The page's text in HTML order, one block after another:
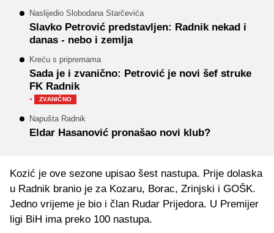
Naslijedio Slobodana Starčevića
Slavko Petrović predstavljen: Radnik nekad i
danas - nebo i zemlja
Kreću s pripremama
Sada je i zvanično: Petrović je novi šef struke
FK Radnik
· ZVANIČNO
Napušta Radnik
Eldar Hasanović pronašao novi klub?
Kozić je ove sezone upisao šest nastupa. Prije dolaska
u Radnik branio je za Kozaru, Borac, Zrinjski i GOŠK.
Jedno vrijeme je bio i član Rudar Prijedora. U Premijer
ligi BiH ima preko 100 nastupa.